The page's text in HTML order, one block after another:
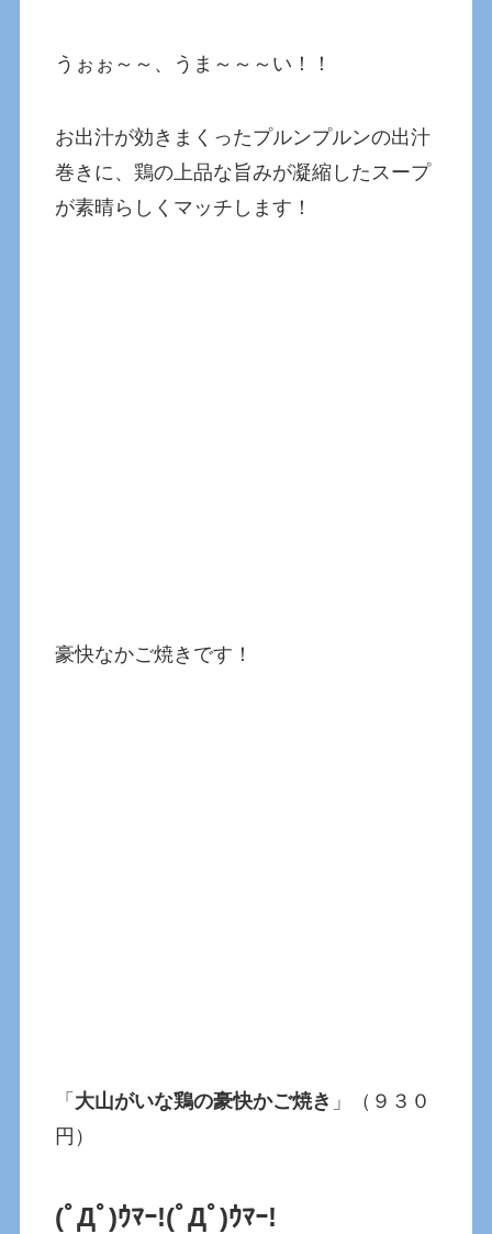
うぉぉ～～、うま～～～い！！
お出汁が効きまくったプルンプルンの出汁
巻きに、鶏の上品な旨みが凝縮したスープ
が素晴らしくマッチします！
豪快なかご焼きです！
「 大山がいな鶏の豪快かご焼き 」（９３０
円）
(ﾟДﾟ)ｳﾏｰ!(ﾟДﾟ)ｳﾏｰ!